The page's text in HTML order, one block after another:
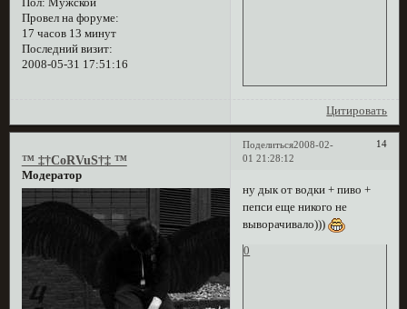
Пол: Мужской
Провел на форуме:
17 часов 13 минут
Последний визит:
2008-05-31 17:51:16
Цитировать
Поделиться 14
2008-02-
01 21:28:12
™ ‡†CoRVuS†‡ ™
Модератор
ну дык от водки + пиво +
пепси еще никого не
выворачивало)))
0